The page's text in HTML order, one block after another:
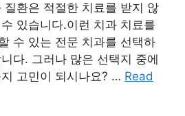
질환은 적절한 치료를 받지 않
있습니다.이런 치과 치료를
수 있는 전문 치과를 선택하
다. 그러나 많은 선택지 중에
고민이 되시나요? … Read